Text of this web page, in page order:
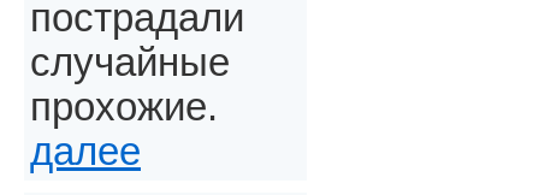
пострадали
случайные
прохожие.
далее